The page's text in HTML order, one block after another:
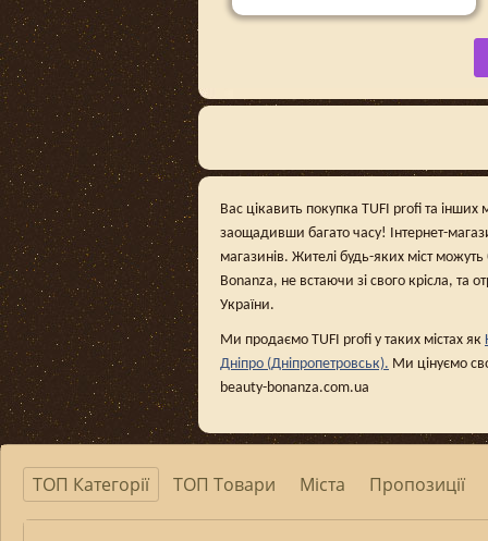
Вас цікавить покупка TUFI profi та інших
заощадивши багато часу! Інтернет-
магазинів. Жителі будь-яких міст
Bonanza, не встаючи зі свого крісла, та
України.
Ми продаємо TUFI profi у таких містах як
Дніпро (Дніпропетровськ). Ми цінуємо
beauty-bonanza.com.ua
ТОП Категорії ТОП Товари Міста Пропозиції